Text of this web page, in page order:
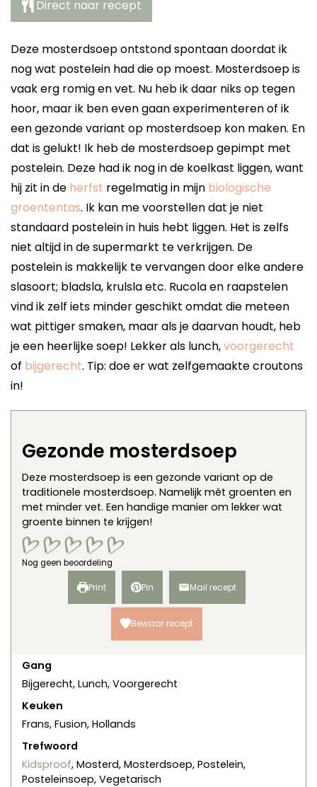
Direct naar recept
Deze mosterdsoep ontstond spontaan doordat ik
nog wat postelein had die op moest. Mosterdsoep is
vaak erg romig en vet. Nu heb ik daar niks op tegen
hoor, maar ik ben even gaan experimenteren of ik
een gezonde variant op mosterdsoep kon maken. En
dat is gelukt! Ik heb de mosterdsoep gepimpt met
postelein. Deze had ik nog in de koelkast liggen, want
hij zit in de herfst regelmatig in mijn biologische
groententas. Ik kan me voorstellen dat je niet
standaard postelein in huis hebt liggen. Het is zelfs
niet altijd in de supermarkt te verkrijgen. De
postelein is makkelijk te vervangen door elke andere
slasoort; bladsla, krulsla etc. Rucola en raapstelen
vind ik zelf iets minder geschikt omdat die meteen
wat pittiger smaken, maar als je daarvan houdt, heb
je een heerlijke soep! Lekker als lunch,voorgerecht
of bijgerecht. Tip: doe er wat zelfgemaakte croutons
in!
Gezonde mosterdsoep
Deze mosterdsoep is een gezonde variant op de
traditionele mosterdsoep. Namelijk mét groenten en
met minder vet. Een handige manier om lekker wat
groente binnen te krijgen!
Nog geen beoordeling
Print Pin Mail recept
Bewaar recept
Gang
Bijgerecht, Lunch, Voorgerecht
Keuken
Frans, Fusion, Hollands
Trefwoord
Kidsproof, Mosterd, Mosterdsoep, Postelein,
Posteleinsoep, Vegetarisch